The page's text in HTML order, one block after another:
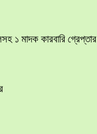
১ মাদক কারবারি গ্রেপ্তার